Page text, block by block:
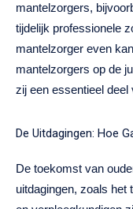
mantelzorgers,
tijdelijk professionele
mantelzorger even
mantelzorgers op de
zij een essentieel
De Uitdagingen: Hoe
De toekomst van
uitdagingen, zoals het